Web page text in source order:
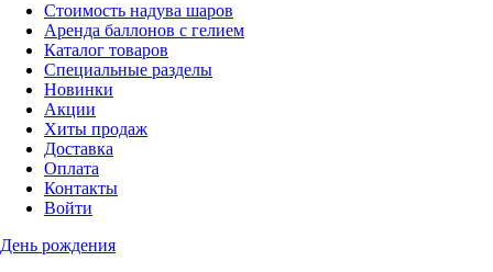
Стоимость надува шаров
Аренда баллонов с гелием
Каталог товаров
Специальные разделы
Новинки
Акции
Хиты продаж
Доставка
Оплата
Контакты
Войти
День рождения